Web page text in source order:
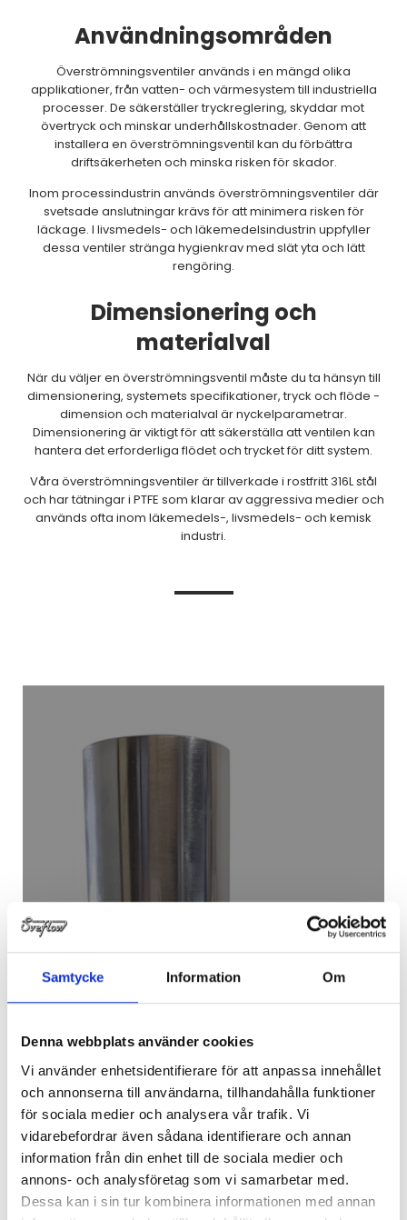
Samtycke Information Om
Denna webbplats använder cookies
Vi använder enhetsidentifierare för att anpassa innehållet
och annonserna till användarna, tillhandahålla funktioner
för sociala medier och analysera vår trafik. Vi
vidarebefordrar även sådana identifierare och annan
information från din enhet till de sociala medier och
annons- och analysföretag som vi samarbetar med.
Dessa kan i sin tur kombinera informationen med annan
Användningsområden
Överströmningsventiler används i en mängd olika
applikationer, från vatten- och värmesystem till industriella
processer. De säkerställer tryckreglering, skyddar mot
övertryck och minskar underhållskostnader. Genom att
installera en överströmningsventil kan du förbättra
driftsäkerheten och minska risken för skador.
Inom processindustrin används överströmningsventiler där
svetsade anslutningar krävs för att minimera risken för
läckage. I livsmedels- och läkemedelsindustrin uppfyller
dessa ventiler stränga hygienkrav med slät yta och lätt
rengöring.
Dimensionering och
materialval
När du väljer en överströmningsventil måste du ta hänsyn till
dimensionering, systemets specifikationer, tryck och flöde -
dimension och materialval är nyckelparametrar.
Dimensionering är viktigt för att säkerställa att ventilen kan
hantera det erforderliga flödet och trycket för ditt system.
Våra överströmningsventiler är tillverkade i rostfritt 316L stål
och har tätningar i PTFE som klarar av aggressiva medier och
används ofta inom läkemedels-, livsmedels- och kemisk
industri.
ÖVERSTRÖMNINGSVENTIL